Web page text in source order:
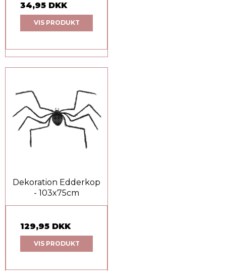
34,95 DKK
VIS PRODUKT
Dekoration Edderkop
- 103x75cm
129,95 DKK
VIS PRODUKT